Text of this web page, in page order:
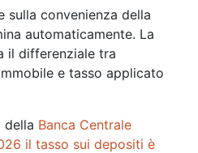
sulla convenienza della
automaticamente. La
il differenziale tra
e tasso applicato
della Banca Centrale
il tasso sui depositi è